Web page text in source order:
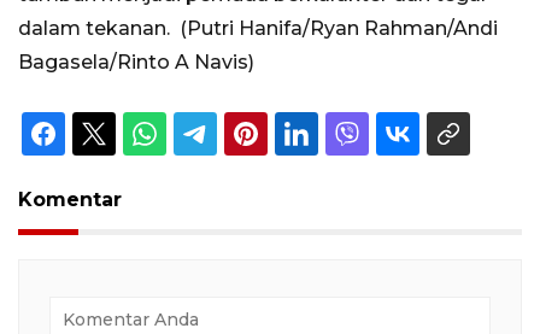
dalam tekanan. (Putri Hanifa/Ryan Rahman/Andi
Bagasela/Rinto A Navis)
Komentar